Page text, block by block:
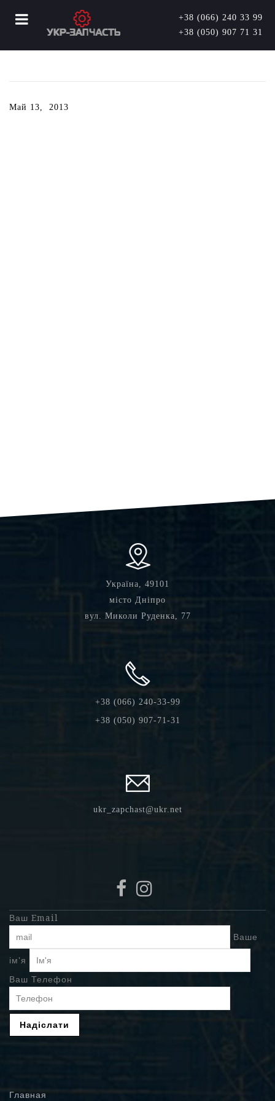
+38 (066) 240 33 99
+38 (050) 907 71 31
Май 13, 2013
Україна, 49101
місто Дніпро
вул. Миколи Руденка, 77
+38 (066) 240-33-99
+38 (050) 907-71-31
ukr_zapchast@ukr.net
Ваш Email
Ваше
ім'я
Ваш Телефон
Главная